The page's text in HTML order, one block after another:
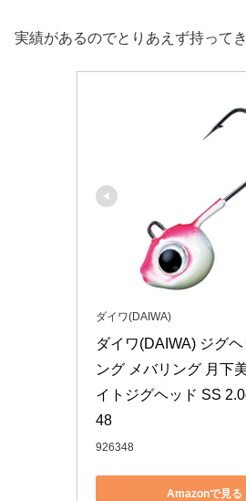
実績があるのでとりあえず持ってき
ダイワ(DAIWA)
ダイワ(DAIWA) ジグ
ング メバリング 月下
イトジグヘッド SS
48
926348
Amazonで見る